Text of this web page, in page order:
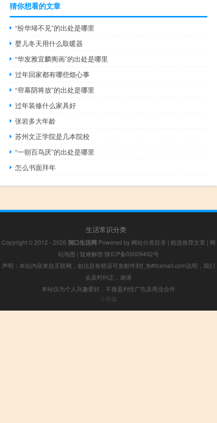
猜你想看的文章
“纷华埽不见”的出处是哪里
婴儿冬天用什么取暖器
“华发雅宜麟阁画”的出处是哪里
过年回家都有哪些烦心事
“帘幕阴将放”的出处是哪里
过年装修什么家具好
张岩多大年龄
苏州文正学院是几本院校
“一朝百鸟厌”的出处是哪里
怎么书面拜年
生活常识分类
Copyright © 2012 - 2026 洞口生活网 Powered by 网站分类目录 | 精选推荐文章 | 网
站地图 | 疑难解答 陕ICP备05009492号
声明：本站内容来自互联网，如信息有错误可发邮件到f_fb#foxmail.com说明，我们
会及时纠正，谢谢
本站仅为个人兴趣爱好，不接盈利性广告及商业合作
小男孩